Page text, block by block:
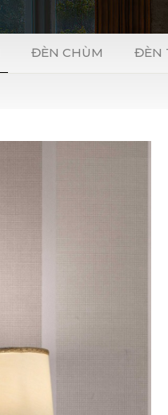
ĐÈN CHÙM ĐÈN